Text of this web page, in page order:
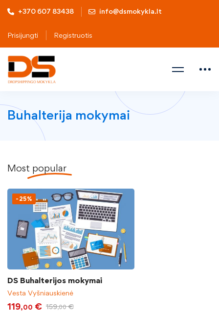
+370 607 83438 info@dsmokykla.lt
Prisijungti Registruotis
Buhalterija mokymai
Most popular
-25%
DS Buhalterijos mokymai
Vesta Vyšniauskienė
119,00 € 159,00 €